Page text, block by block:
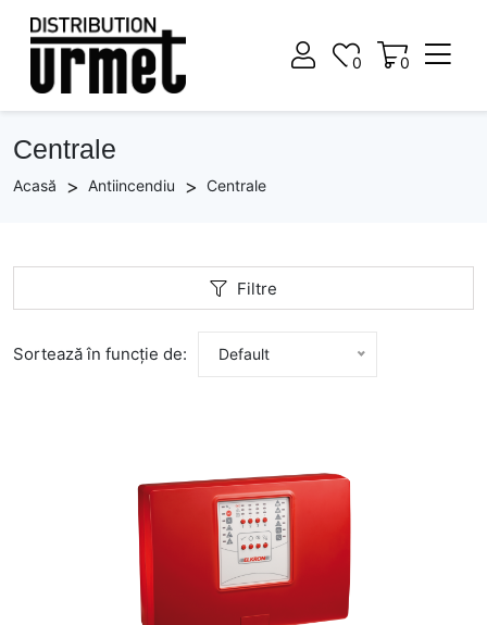
0
0 0
Centrale
Acasă Antiincendiu Centrale
Filtre
Sortează în funcție de: Default